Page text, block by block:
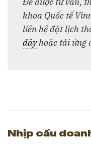
khoa Quốc tế
liên hệ đặt lịch
đâyhoặc tải ứng
Nhịp cầu